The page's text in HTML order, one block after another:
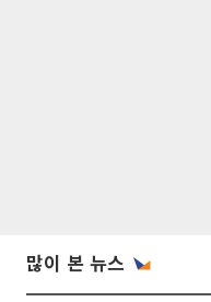
많이 본 뉴스